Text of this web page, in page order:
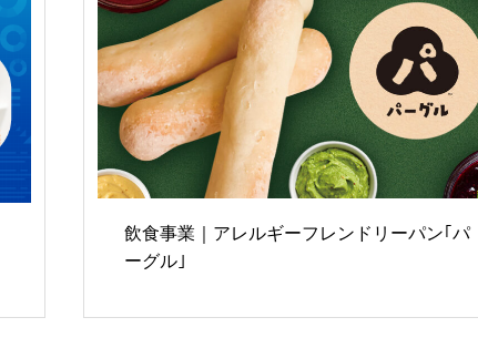
飲食事業｜アレルギーフレンドリーパン｢パ
ーグル｣